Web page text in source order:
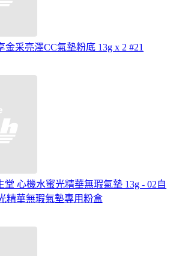
金采亮澤CC氣墊粉底 13g x 2 #21
堂 心機水蜜光精華無瑕氣墊 13g - 02自
精華無瑕氣墊專用粉盒